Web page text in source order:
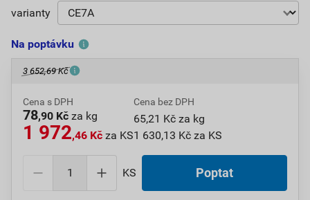
varianty
Na poptávku
3 652,69 Kč
Cena s DPH
78,90 Kč za kg
1 972,46 Kč za KS
Cena bez DPH
65,21 Kč za kg
1 630,13 Kč za KS
KS Poptat